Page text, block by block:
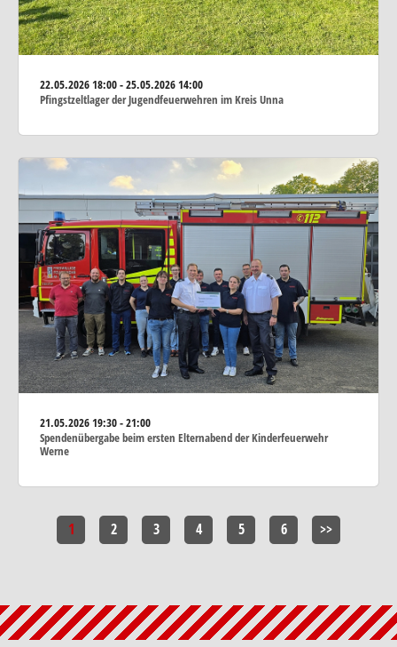
22.05.202618:00 - 25.05.2026 14:00
Pfingstzeltlager der Jugendfeuerwehren im Kreis Unna
21.05.202619:30 - 21:00
Spendenübergabe beim ersten Elternabend der Kinderfeuerwehr
Werne
1 2 3 4 5 6 >>